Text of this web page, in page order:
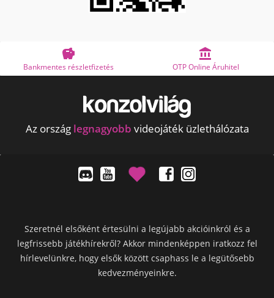

Bankmentes részletfizetés

OTP Online Áruhitel
Az ország legnagyobb videojáték üzlethálózata
Szeretnél elsőként értesülni a legújabb akcióinkról és a
legfrissebb játékhírekről? Akkor mindenképpen iratkozz fel
hírlevelünkre, hogy elsők között csaphass le a legütősebb
kedvezményeinkre.